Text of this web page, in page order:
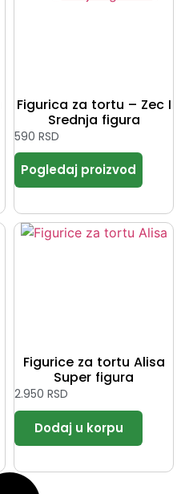
Figurica za tortu – Zec I
Srednja figura
590 RSD
Figurice za tortu Alisa
Super figura
2.950 RSD